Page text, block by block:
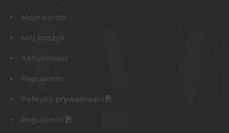
Moje konto
Mój koszyk
Aktualności
Regulamin
Polityka prywatności
Regulamin